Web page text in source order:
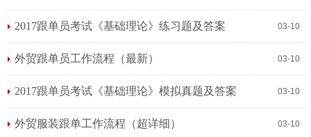
2017跟单员考试《基础理论》练习题及答案 03-10
外贸跟单员工作流程（最新） 03-10
2017跟单员考试《基础理论》模拟真题及答案 03-10
外贸服装跟单工作流程（超详细） 03-10